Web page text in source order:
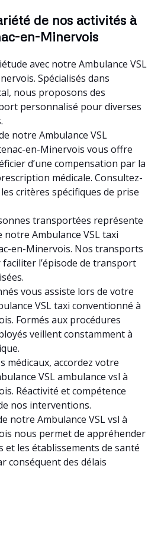
de nos activités à
en-Minervois
avec notre Ambulance VSL
Spécialisés dans
nous proposons des
personnalisé pour diverses
notre Ambulance VSL
en-Minervois vous offre
d’une compensation par la
médicale. Consultez-
critères spécifiques de prise
transportées représente
Ambulance VSL taxi
en-Minervois. Nos transports
l’épisode de transport
vous assiste lors de votre
VSL taxi conventionné à
Formés aux procédures
veillent constamment à
médicaux, accordez votre
VSL ambulance vsl à
Réactivité et compétence
nos interventions.
notre Ambulance VSL vsl à
nous permet de appréhender
les établissements de santé
conséquent des délais